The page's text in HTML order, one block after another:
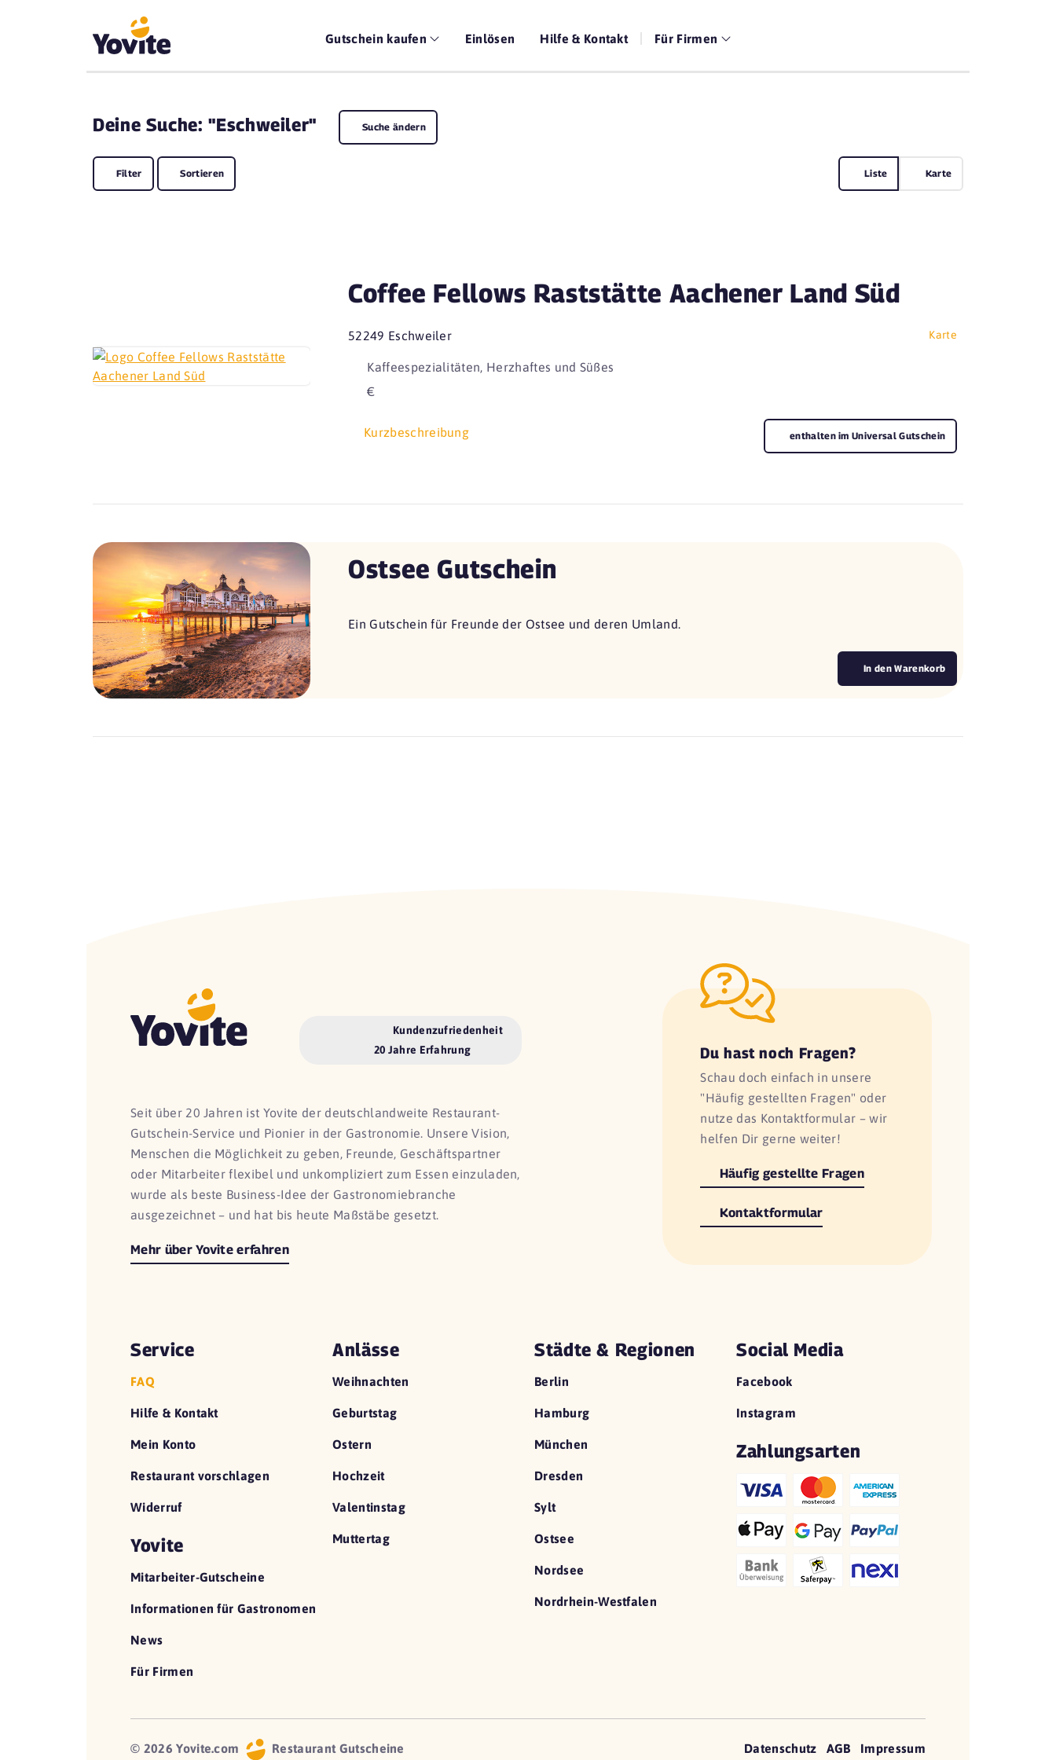
Gutschein kaufen Einlösen Hilfe & Kontakt Für Firmen
Deine Suche: "Eschweiler" Suche ändern
Filter Sortieren Liste Karte
Coffee Fellows Raststätte Aachener Land Süd
52249 Eschweiler Karte
Kaffeespezialitäten, Herzhaftes und Süßes
€
Kurzbeschreibung enthalten im Universal Gutschein
Ostsee Gutschein
Ein Gutschein für Freunde der Ostsee und deren Umland.
In den Warenkorb
Kundenzufriedenheit
20 Jahre Erfahrung
Seit über 20 Jahren ist Yovite der deutschlandweite Restaurant-
Gutschein-Service und Pionier in der Gastronomie. Unsere Vision,
Menschen die Möglichkeit zu geben, Freunde, Geschäftspartner
oder Mitarbeiter flexibel und unkompliziert zum Essen einzuladen,
wurde als beste Business-Idee der Gastronomiebranche
ausgezeichnet – und hat bis heute Maßstäbe gesetzt.
Mehr über Yovite erfahren
Du hast noch Fragen?
Schau doch einfach in unsere
"Häufig gestellten Fragen" oder
nutze das Kontaktformular – wir
helfen Dir gerne weiter!
Häufig gestellte Fragen
Kontaktformular
Service
FAQ
Hilfe & Kontakt
Mein Konto
Restaurant vorschlagen
Widerruf
Yovite
Mitarbeiter-Gutscheine
Informationen für Gastronomen
News
Für Firmen
Anlässe
Weihnachten
Geburtstag
Ostern
Hochzeit
Valentinstag
Muttertag
Städte & Regionen
Berlin
Hamburg
München
Dresden
Sylt
Ostsee
Nordsee
Nordrhein-Westfalen
Social Media
Facebook
Instagram
Zahlungsarten
© 2026 Yovite.com Restaurant Gutscheine Datenschutz AGB Impressum